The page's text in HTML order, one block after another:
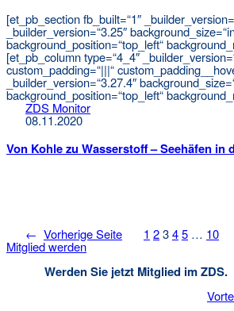
[et_pb_section fb_built=“1″
_builder_version=“3.25″
background_position=“top_left“
[et_pb_column type=“4_4″
custom_padding=“|||“
_builder_version=“3.27.4″
background_position=“top_left“
ZDS Monitor
08.11.2020
Von Kohle zu Wasserstoff – Seehäfen in
← Vorherige Seite 1 2345 … 10
Mitglied werden
Werden Sie jetzt Mitglied im ZDS.